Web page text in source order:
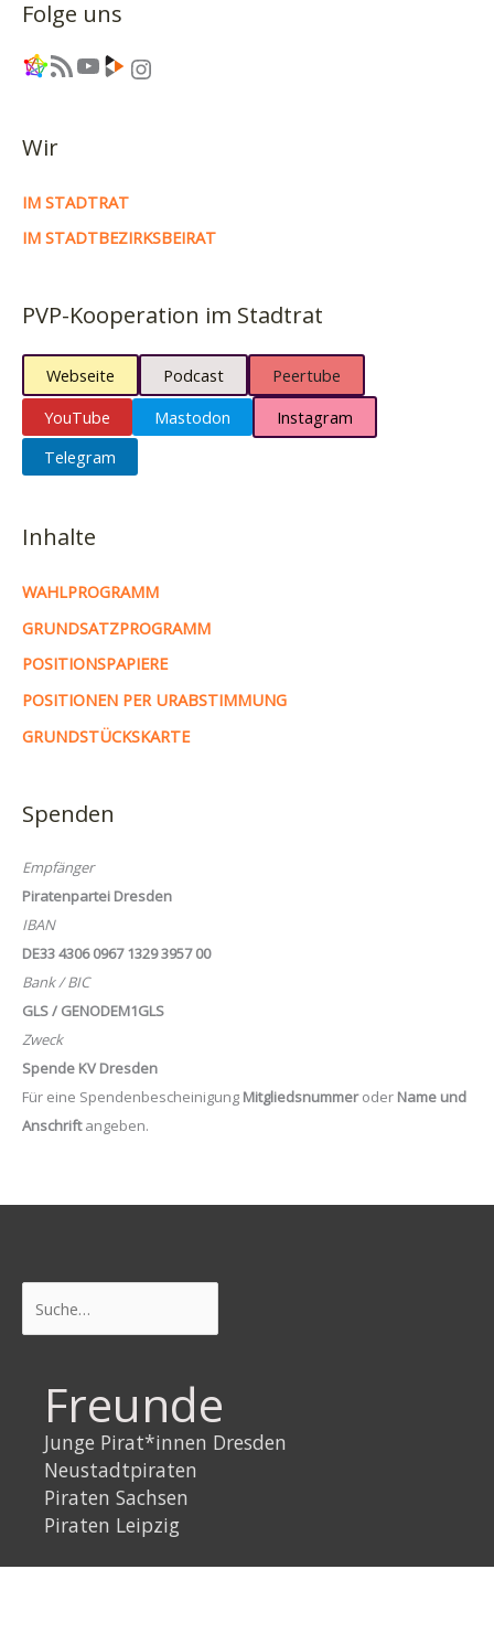
Folge uns
Link RSS-Feed YouTube Link Instagram
Wir
IM STADTRAT
IM STADTBEZIRKSBEIRAT
PVP-Kooperation im Stadtrat
Webseite Podcast
Peertube
YouTube
Mastodon
Instagram
Telegram
Inhalte
WAHLPROGRAMM
GRUNDSATZPROGRAMM
POSITIONSPAPIERE
POSITIONEN PER URABSTIMMUNG
GRUNDSTÜCKSKARTE
Spenden
Empfänger
Piratenpartei Dresden
IBAN
DE33 4306 0967 1329 3957 00
Bank / BIC
GLS / GENODEM1GLS
Zweck
Spende KV Dresden
Für eine Spendenbescheinigung Mitgliedsnummeroder Name und
Anschriftangeben.
Freunde
Junge Pirat*innen Dresden
Neustadtpiraten
Piraten Sachsen
Piraten Leipzig